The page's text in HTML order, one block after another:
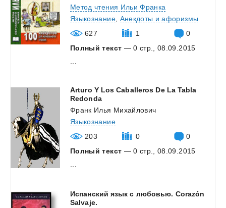
Метод чтения Ильи Франка
Языкознание, Анекдоты и афоризмы
627
1
0
Полный текст — 0 стр., 08.09.2015
Arturo Y Los Caballeros De La Tabla
Redonda
Франк Илья Михайлович
Языкознание
203
0
0
Полный текст — 0 стр., 08.09.2015
Испанский язык с любовью. Corazón
Salvaje.